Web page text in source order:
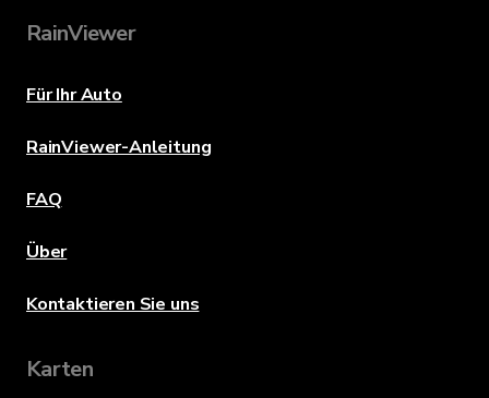
RainViewer
Für Ihr Auto
RainViewer-Anleitung
FAQ
Über
Kontaktieren Sie uns
Karten